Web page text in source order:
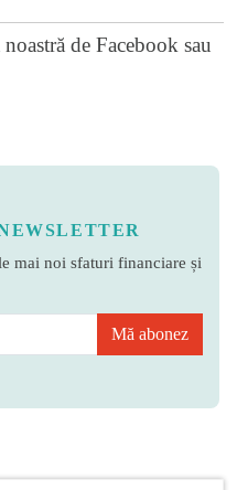
de Facebook sau
mai noi sfaturi financiare și
Mă abonez